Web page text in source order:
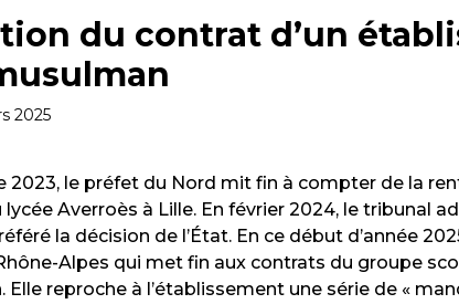
du contrat d’un
2025
2023, le préfet du Nord mit fin à compter de la
lycée Averroès à Lille. En février 2024, le tribunal
la décision de l’État. En ce début d’année
Alpes qui met fin aux contrats du groupe
Elle reproche à l’établissement une série de «